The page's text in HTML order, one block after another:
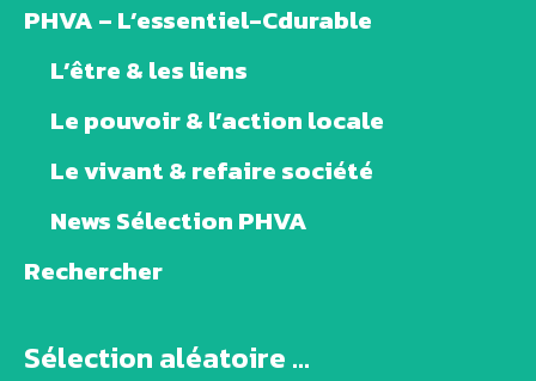
PHVA – L’essentiel-Cdurable
L’être & les liens
Le pouvoir & l’action locale
Le vivant & refaire société
News Sélection PHVA
Rechercher
Sélection aléatoire ...